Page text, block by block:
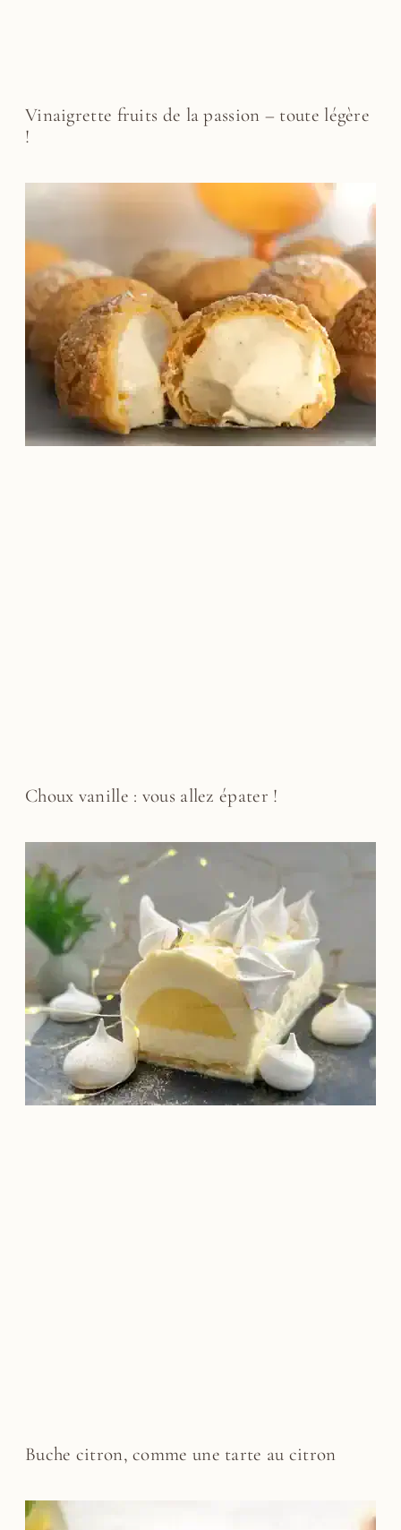
Vinaigrette fruits de la passion – toute légère
!
Choux vanille : vous allez épater !
Buche citron, comme une tarte au citron